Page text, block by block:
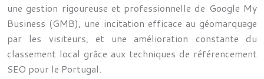
une gestion rigoureuse et professionnelle de Google My
Business (GMB), une incitation efficace au géomarquage
par les visiteurs, et une amélioration constante du
classement local grâce aux techniques de référencement
SEO pour le Portugal.